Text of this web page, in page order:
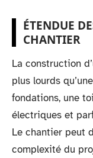
ÉTENDUE
CHANTIER
La construction
plus lourds
fondations, une
électriques et
Le chantier peut
complexité du